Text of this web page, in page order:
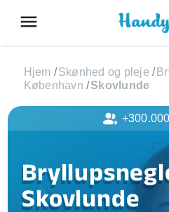
menu
Hjem /Skønhed og pleje /
København /Skovlunde
Skovlunde